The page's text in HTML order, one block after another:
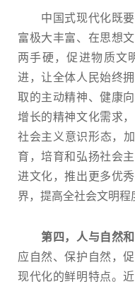
中国式现代化既要
富极大丰富、在思想
两手硬，促进物质文
进，让全体人民始终
取的主动精神、健康
增长的精神文化需求
社会主义意识形态，
育，培育和弘扬社会
进文化，推出更多优
界，提高全社会文明程
第四，人与自然
应自然、保护自然，
现代化的鲜明特点。